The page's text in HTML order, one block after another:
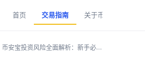
首页 交易指南 关于币安
币安宝投资风险全面解析：新手必...